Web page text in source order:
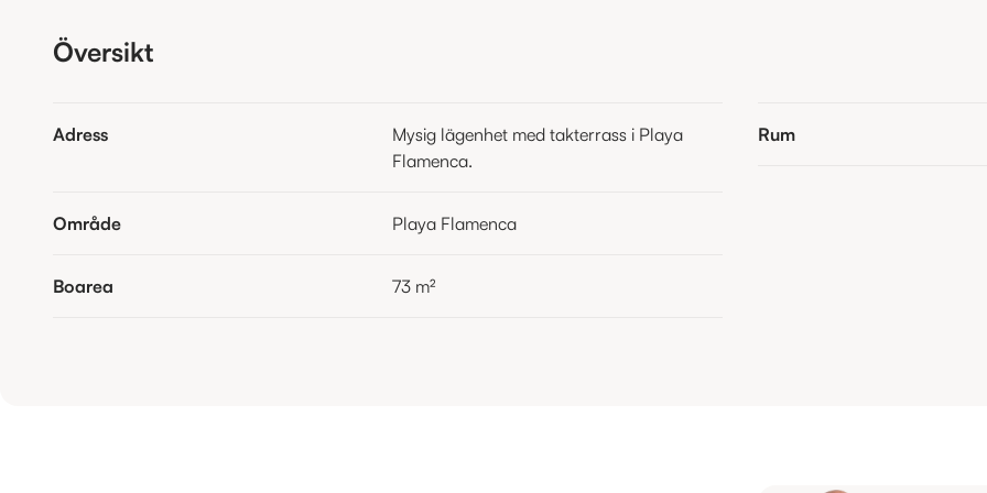
Översikt
Adress
Mysig lägenhet med takterrass i Playa
Flamenca.
Område Playa Flamenca
Boarea 73 m²
Rum